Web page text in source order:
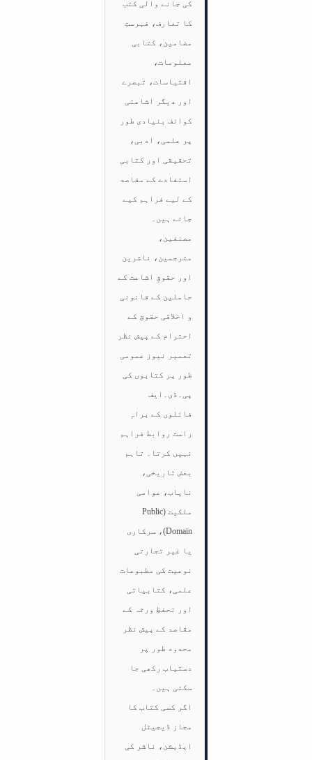
کی جانے والی کتب
کا تعارف، فہرستِ
مضامین، کتابی
معلومات،
اقتباسات، تبصرے
اور دیگر اشاعتی
کوائف بنیادی طور
پر علمی، ادبی،
تحقیقی اور کتابی
استفادے کے مقاصد
کے لیے فراہم کیے
جاتے ہیں۔
مصنفین،
مترجمین، ناشرین
اور حقوقِ اشاعت کے
حاملین کے قانونی
و اخلاقی حقوق کے
احترام کے پیش نظر
تعمیر نیوز عمومی
طور پر کتابوں کی
پی۔ڈی۔ایف
فائلوں کے براہِ
راست روابط فراہم
نہیں کرتا۔ تاہم
بعض تاریخی،
نایاب، عوامی
ملکیت (Public
Domain)، سرکاری
یا غیر تجارتی
نوعیت کی مطبوعات
علمی، کتابیاتی
اور تحفظِ ورثہ کے
مقاصد کے پیش نظر
محدود طور پر
دستیاب رکھی جا
سکتی ہیں۔
اگر کسی کتاب کا
مجاز ڈیجیٹل
ایڈیشن، ناشر کی